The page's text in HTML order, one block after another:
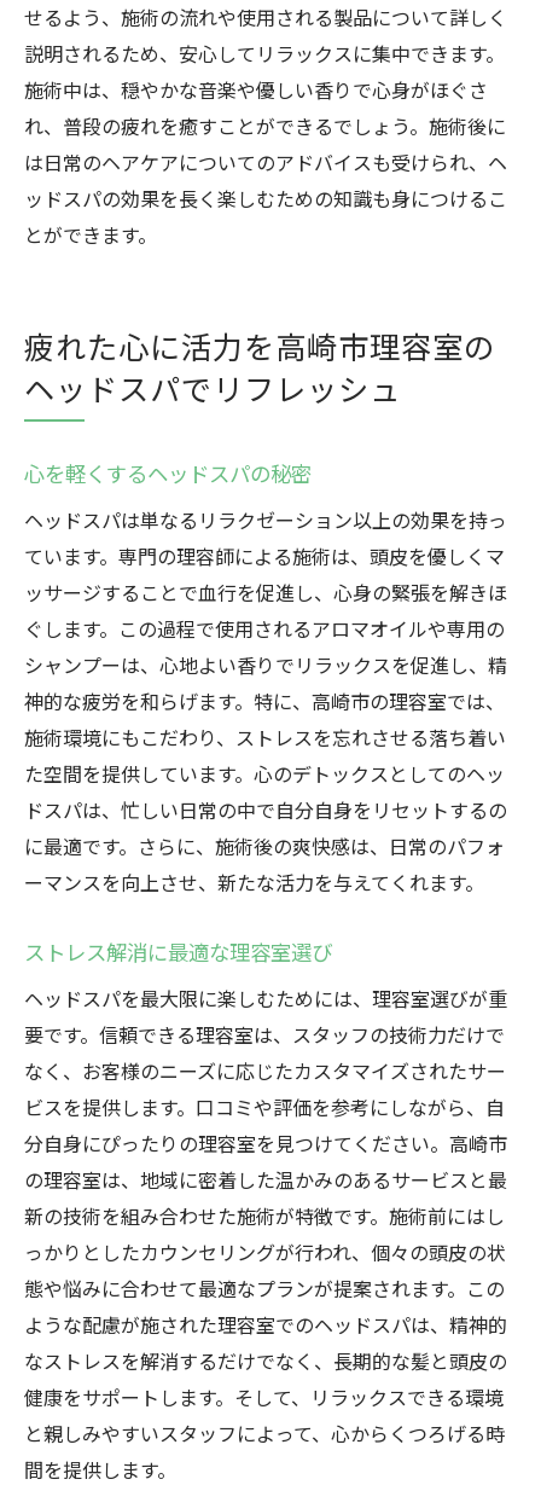
せるよう、施術の流れや使用される製品について詳しく
説明されるため、安心してリラックスに集中できます。
施術中は、穏やかな音楽や優しい香りで心身がほぐさ
れ、普段の疲れを癒すことができるでしょう。施術後に
は日常のヘアケアについてのアドバイスも受けられ、ヘ
ッドスパの効果を長く楽しむための知識も身につけるこ
とができます。
疲れた心に活力を高崎市理容室の
ヘッドスパでリフレッシュ
心を軽くするヘッドスパの秘密
ヘッドスパは単なるリラクゼーション以上の効果を持っ
ています。専門の理容師による施術は、頭皮を優しくマ
ッサージすることで血行を促進し、心身の緊張を解きほ
ぐします。この過程で使用されるアロマオイルや専用の
シャンプーは、心地よい香りでリラックスを促進し、精
神的な疲労を和らげます。特に、高崎市の理容室では、
施術環境にもこだわり、ストレスを忘れさせる落ち着い
た空間を提供しています。心のデトックスとしてのヘッ
ドスパは、忙しい日常の中で自分自身をリセットするの
に最適です。さらに、施術後の爽快感は、日常のパフォ
ーマンスを向上させ、新たな活力を与えてくれます。
ストレス解消に最適な理容室選び
ヘッドスパを最大限に楽しむためには、理容室選びが重
要です。信頼できる理容室は、スタッフの技術力だけで
なく、お客様のニーズに応じたカスタマイズされたサー
ビスを提供します。口コミや評価を参考にしながら、自
分自身にぴったりの理容室を見つけてください。高崎市
の理容室は、地域に密着した温かみのあるサービスと最
新の技術を組み合わせた施術が特徴です。施術前にはし
っかりとしたカウンセリングが行われ、個々の頭皮の状
態や悩みに合わせて最適なプランが提案されます。この
ような配慮が施された理容室でのヘッドスパは、精神的
なストレスを解消するだけでなく、長期的な髪と頭皮の
健康をサポートします。そして、リラックスできる環境
と親しみやすいスタッフによって、心からくつろげる時
間を提供します。